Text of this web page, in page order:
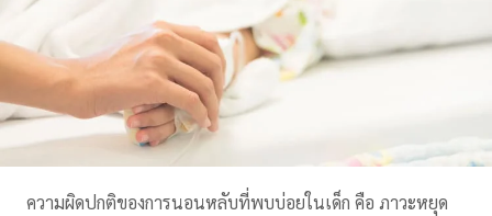
ความผิดปกติของการนอนหลับที่พบบ่อยในเด็ก คือ ภาวะหยุด